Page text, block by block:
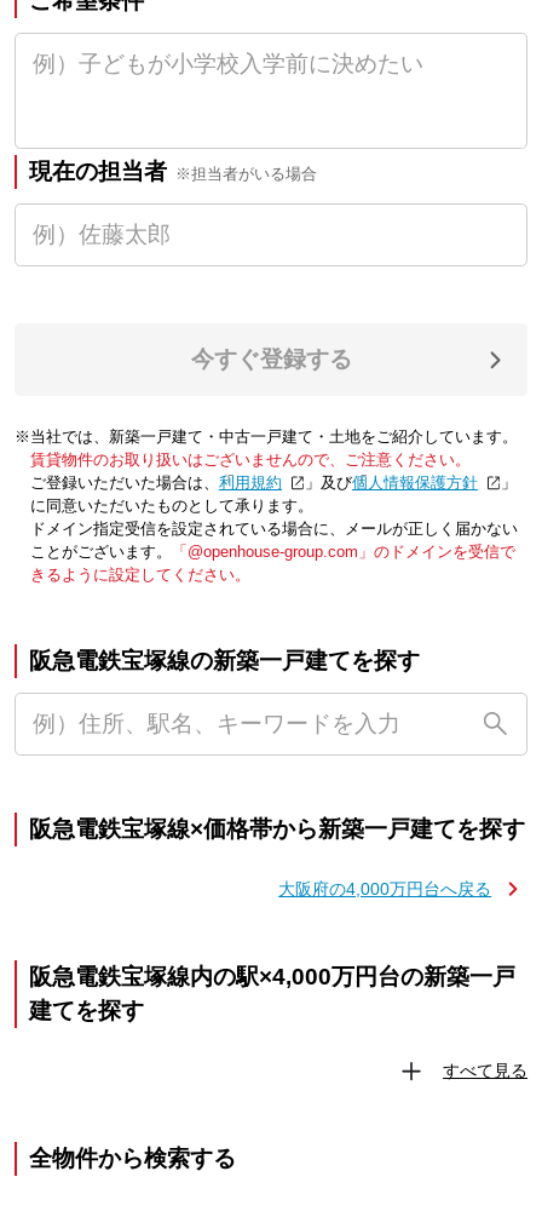
現在の担当者 ※担当者がいる場合
今すぐ登録する
※当社では、新築一戸建て・中古一戸建て・土地をご紹介しています。
賃貸物件のお取り扱いはございませんので、ご注意ください。
ご登録いただいた場合は、「利用規約 」及び「個人情報保護方針
」
に同意いただいたものとして承ります。
ドメイン指定受信を設定されている場合に、メールが正しく届かない
ことがございます。
「@openhouse-group.com」のドメインを受信で
きるように設定してください。
阪急電鉄宝塚線の新築一戸建てを探す
阪急電鉄宝塚線×価格帯から新築一戸建てを探す
大阪府の4,000万円台へ戻る
阪急電鉄宝塚線内の駅×4,000万円台の新築一戸
建てを探す
すべて見る
全物件から検索する